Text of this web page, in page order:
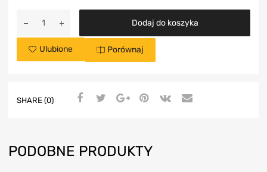
Dodaj do koszyka
Ulubione Porównaj
SHARE (0)
PODOBNE PRODUKTY